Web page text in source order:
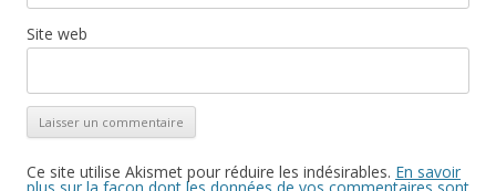
Site web
Ce site utilise Akismet pour réduire les indésirables. En savoir
plus sur la façon dont les données de vos commentaires sont